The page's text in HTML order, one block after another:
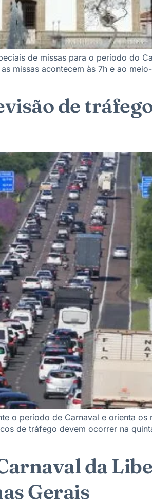
de missas para o período do
missas acontecem às 7h e ao
de
o período de Carnaval e orienta
de tráfego devem ocorrer na
da
Gerais